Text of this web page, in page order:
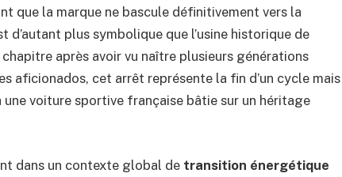
que la marque ne bascule définitivement vers la
d’autant plus symbolique que l’usine historique de
chapitre après avoir vu naître plusieurs générations
aficionados, cet arrêt représente la fin d’un cycle mais
une voiture sportive française bâtie sur un héritage
dans un contexte global de transition énergétique